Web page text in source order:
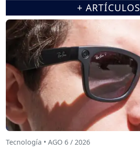
+ ARTÍCULOS
Tecnología • AGO 6 / 2026